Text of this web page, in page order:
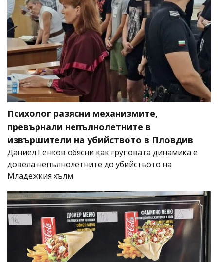
Психолог разясни механизмите,
превърнали непълнолетните в
извършители на убийството в Пловдив
Даниел Генков обясни как груповата динамика е
довела непълнолетните до убийството на
Младежкия хълм